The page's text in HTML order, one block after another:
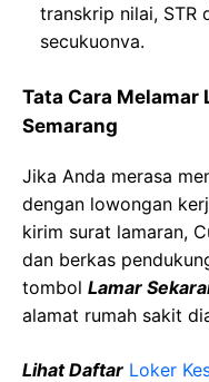
transkrip nilai,
secukuonva.
Tata Cara Melamar
Semarang
Jika Anda merasa
dengan lowongan
kirim surat lamaran,
dan berkas
tombol Lamar
alamat rumah sakit
Lihat Daftar Loker